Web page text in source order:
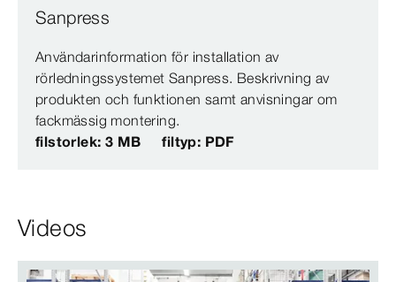
Sanpress
Användarinformation för installation av
rörledningssystemet Sanpress. Beskrivning av
produkten och funktionen samt anvisningar om
fackmässig montering.
filstorlek: 3 MB
filtyp: PDF
Videos